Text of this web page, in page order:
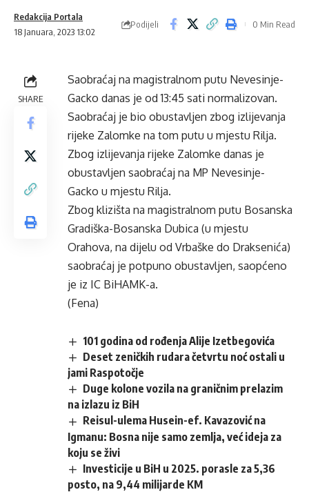
18 Januara, 2023 13:02
Redakcija Portala
Podijeli 0 Min Read
SHARE
Saobraćaj na magistralnom putu Nevesinje-
Gacko danas je od 13:45 sati normalizovan.
Saobraćaj je bio obustavljen zbog izlijevanja
rijeke Zalomke na tom putu u mjestu Rilja.
Zbog izlijevanja rijeke Zalomke danas je
obustavljen saobraćaj na MP Nevesinje-
Gacko u mjestu Rilja.
Zbog klizišta na magistralnom putu Bosanska
Gradiška-Bosanska Dubica (u mjestu
Orahova, na dijelu od Vrbaške do Draksenića)
saobraćaj je potpuno obustavljen, saopćeno
je iz IC BiHAMK-a.
(Fena)
101 godina od rođenja Alije Izetbegovića
Deset zeničkih rudara četvrtu noć ostali u
jami Raspotočje
Duge kolone vozila na graničnim prelazim
na izlazu iz BiH
Reisul-ulema Husein-ef. Kavazović na
Igmanu: Bosna nije samo zemlja, već ideja za
koju se živi
Investicije u BiH u 2025. porasle za 5,36
posto, na 9,44 milijarde KM